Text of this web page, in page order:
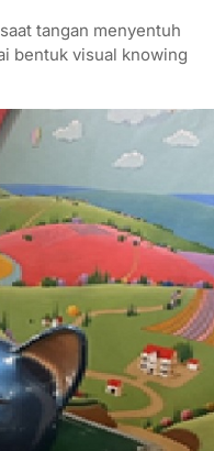
tangan menyentuh
bentuk visual knowing